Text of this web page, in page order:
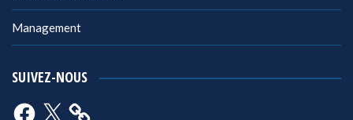
Management
SUIVEZ-NOUS
Facebook
X